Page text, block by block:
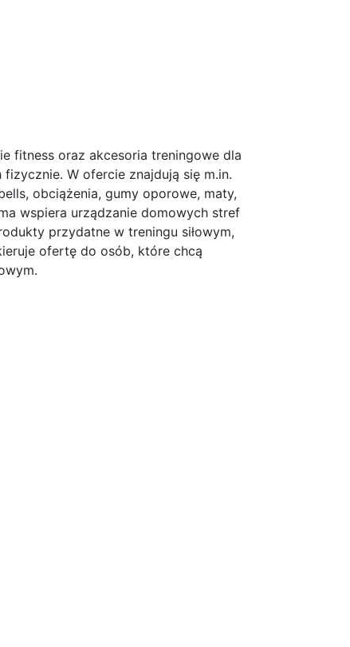
fitness oraz akcesoria treningowe dla
W ofercie znajdują się m.in.
obciążenia, gumy oporowe, maty,
wspiera urządzanie domowych stref
przydatne w treningu siłowym,
ofertę do osób, które chcą